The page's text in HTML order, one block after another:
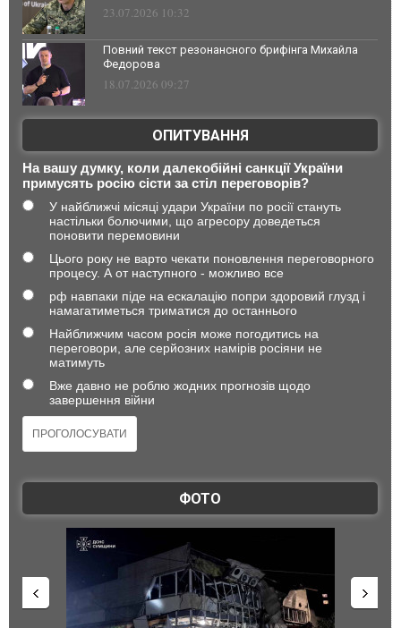
23.07.2026 10:32
Повний текст резонансного брифінга Михайла
Федорова
18.07.2026 09:27
ОПИТУВАННЯ
На вашу думку, коли далекобійні санкції України
примусять росію сісти за стіл переговорів?
У найближчі місяці удари України по росії стануть
настільки болючими, що агресору доведеться
поновити перемовини
Цього року не варто чекати поновлення переговорного
процесу. А от наступного - можливо все
рф навпаки піде на ескалацію попри здоровий глузд і
намагатиметься триматися до останнього
Найближчим часом росія може погодитись на
переговори, але серйозних намірів росіяни не
матимуть
Вже давно не роблю жодних прогнозів щодо
завершення війни
ФОТО